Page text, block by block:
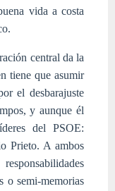
vida a costa
central da la
tiene que asumir
el desbarajuste
y aunque él
del PSOE:
Prieto. A ambos
o semi-memorias